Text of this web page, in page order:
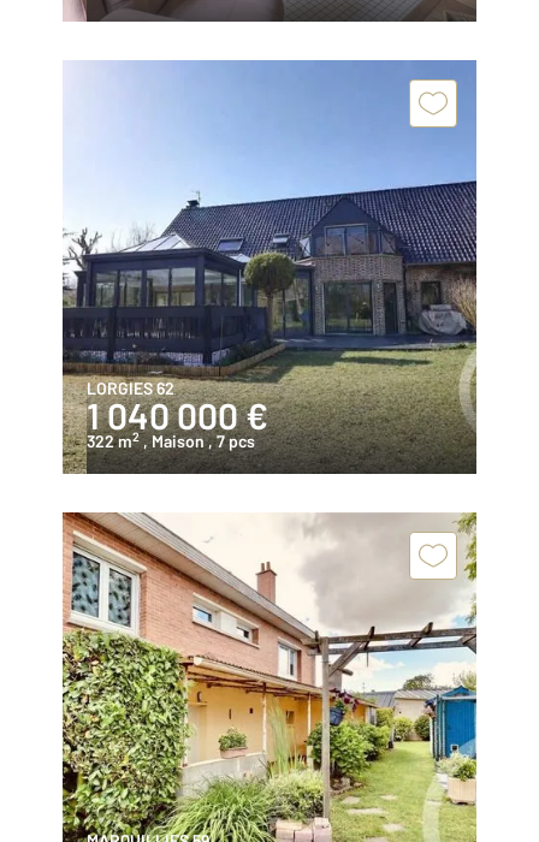
LORGIES 62
1 040 000 €
322 m2 , Maison , 7 pcs